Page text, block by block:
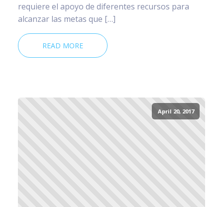
requiere el apoyo de diferentes recursos para
alcanzar las metas que […]
READ MORE
April 20, 2017